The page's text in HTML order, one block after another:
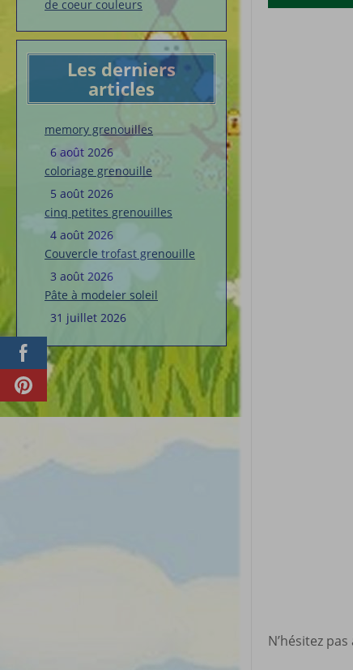
de coeur couleurs
Les derniers
articles
memory grenouilles
6 août 2026
coloriage grenouille
5 août 2026
cinq petites grenouilles
4 août 2026
Couvercle trofast grenouille
3 août 2026
Pâte à modeler soleil
31 juillet 2026
N’hésitez